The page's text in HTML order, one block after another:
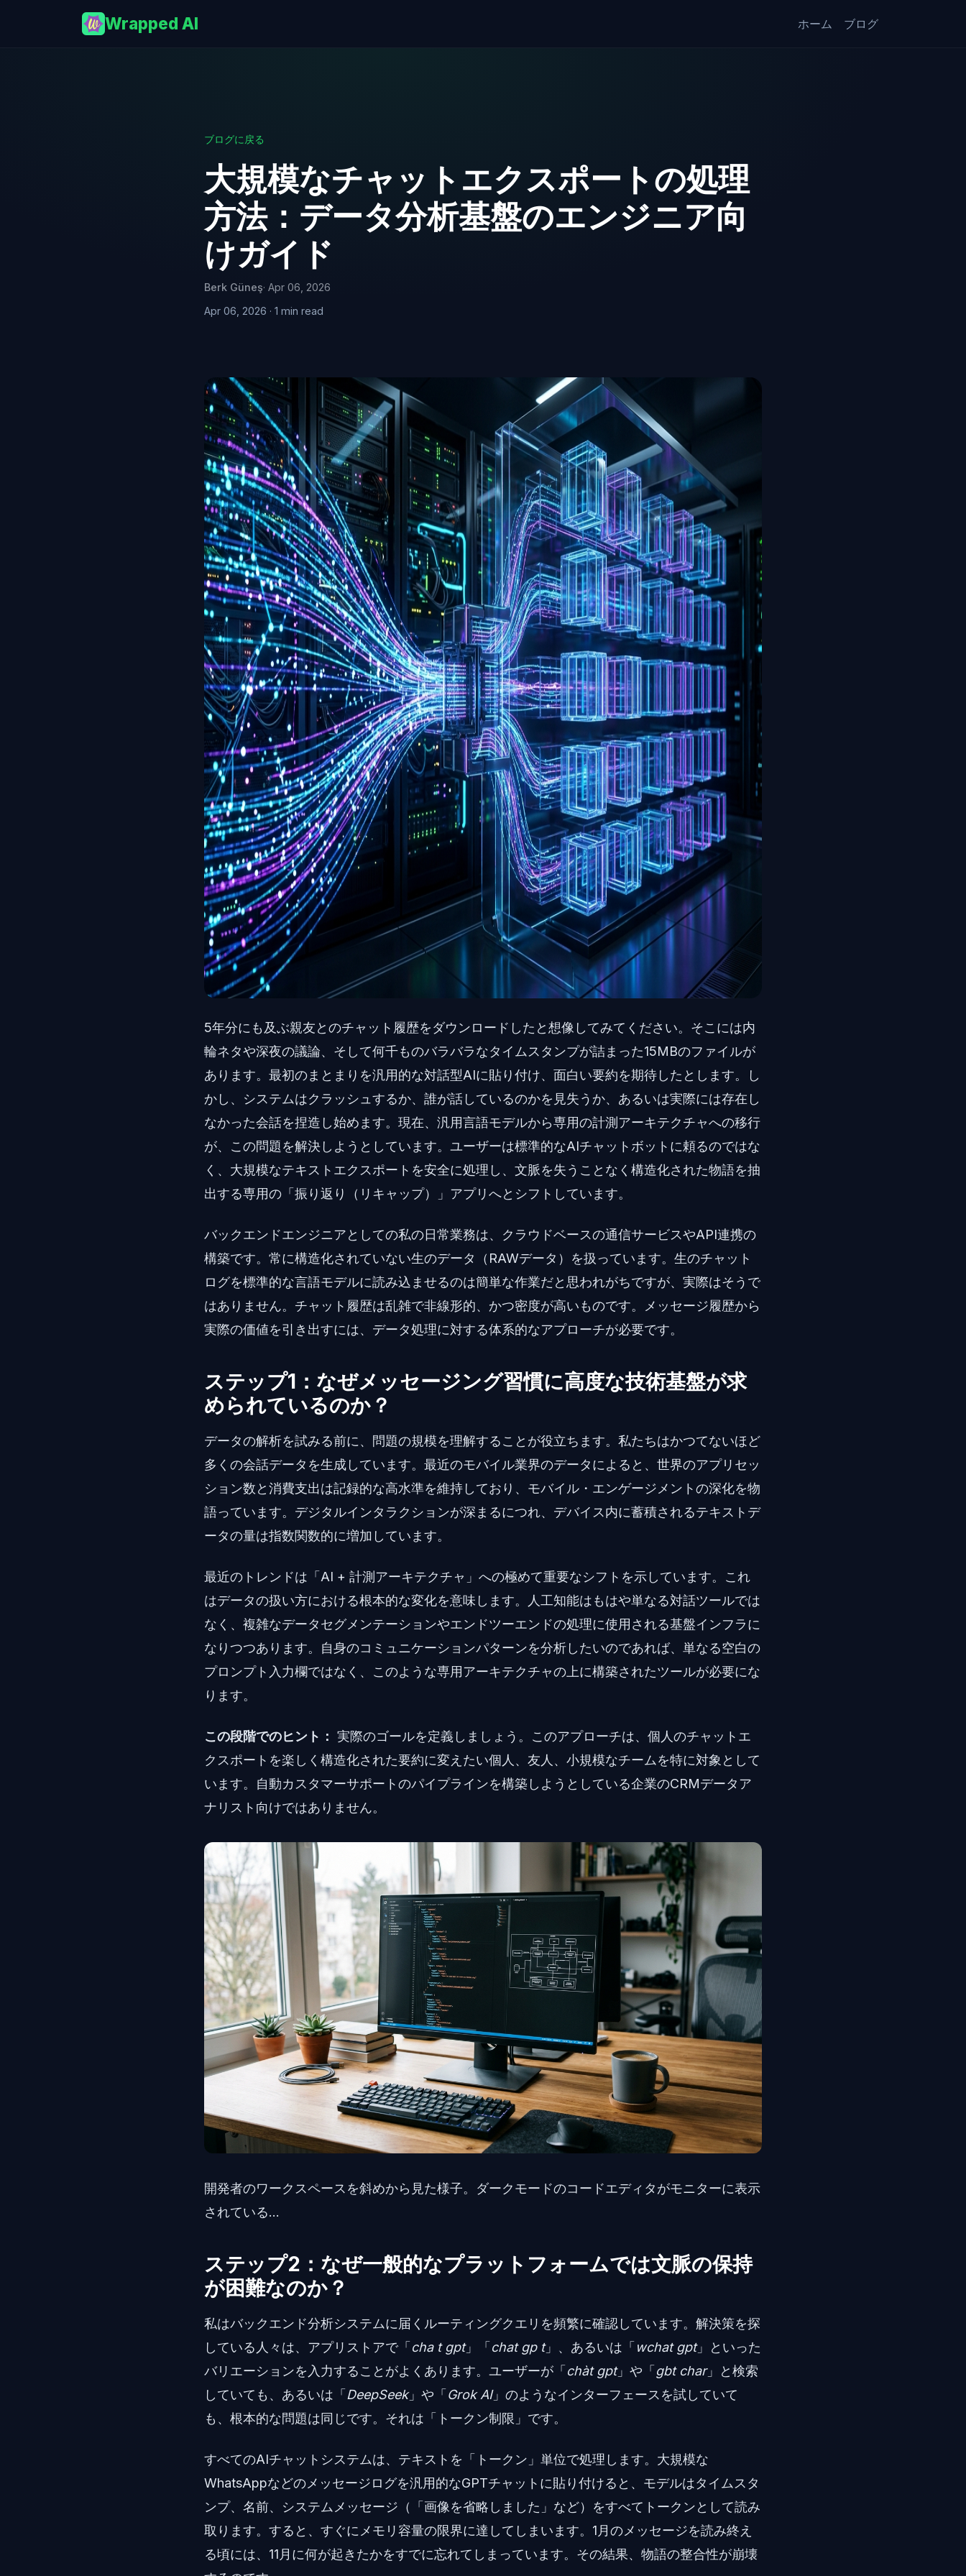
Wrapped AI ホーム ブログ
ブログに戻る
大規模なチャットエクスポートの処理
方法：データ分析基盤のエンジニア向
けガイド
Berk Güneş· Apr 06, 2026
Apr 06, 2026 · 1 min read
5年分にも及ぶ親友とのチャット履歴をダウンロードしたと想像してみてください。そこには内
輪ネタや深夜の議論、そして何千ものバラバラなタイムスタンプが詰まった15MBのファイルが
あります。最初のまとまりを汎用的な対話型AIに貼り付け、面白い要約を期待したとします。し
かし、システムはクラッシュするか、誰が話しているのかを見失うか、あるいは実際には存在し
なかった会話を捏造し始めます。現在、汎用言語モデルから専用の計測アーキテクチャへの移行
が、この問題を解決しようとしています。ユーザーは標準的なAIチャットボットに頼るのではな
く、大規模なテキストエクスポートを安全に処理し、文脈を失うことなく構造化された物語を抽
出する専用の「振り返り（リキャップ）」アプリへとシフトしています。
バックエンドエンジニアとしての私の日常業務は、クラウドベースの通信サービスやAPI連携の
構築です。常に構造化されていない生のデータ（RAWデータ）を扱っています。生のチャット
ログを標準的な言語モデルに読み込ませるのは簡単な作業だと思われがちですが、実際はそうで
はありません。チャット履歴は乱雑で非線形的、かつ密度が高いものです。メッセージ履歴から
実際の価値を引き出すには、データ処理に対する体系的なアプローチが必要です。
ステップ1：なぜメッセージング習慣に高度な技術基盤が求
められているのか？
データの解析を試みる前に、問題の規模を理解することが役立ちます。私たちはかつてないほど
多くの会話データを生成しています。最近のモバイル業界のデータによると、世界のアプリセッ
ション数と消費支出は記録的な高水準を維持しており、モバイル・エンゲージメントの深化を物
語っています。デジタルインタラクションが深まるにつれ、デバイス内に蓄積されるテキストデ
ータの量は指数関数的に増加しています。
最近のトレンドは「AI + 計測アーキテクチャ」への極めて重要なシフトを示しています。これ
はデータの扱い方における根本的な変化を意味します。人工知能はもはや単なる対話ツールでは
なく、複雑なデータセグメンテーションやエンドツーエンドの処理に使用される基盤インフラに
なりつつあります。自身のコミュニケーションパターンを分析したいのであれば、単なる空白の
プロンプト入力欄ではなく、このような専用アーキテクチャの上に構築されたツールが必要にな
ります。
この段階でのヒント： 実際のゴールを定義しましょう。このアプローチは、個人のチャットエ
クスポートを楽しく構造化された要約に変えたい個人、友人、小規模なチームを特に対象として
います。自動カスタマーサポートのパイプラインを構築しようとしている企業のCRMデータア
ナリスト向けではありません。
開発者のワークスペースを斜めから見た様子。ダークモードのコードエディタがモニターに表示
されている...
ステップ2：なぜ一般的なプラットフォームでは文脈の保持
が困難なのか？
私はバックエンド分析システムに届くルーティングクエリを頻繁に確認しています。解決策を探
している人々は、アプリストアで「 cha t gpt」「 chat gp t」、あるいは「 wchat gpt」といった
バリエーションを入力することがよくあります。ユーザーが「 chàt gpt」や「 gbt char」と検索
していても、あるいは「 DeepSeek」や「 Grok AI」のようなインターフェースを試していて
も、根本的な問題は同じです。それは「トークン制限」です。
すべてのAIチャットシステムは、テキストを「トークン」単位で処理します。大規模な
WhatsAppなどのメッセージログを汎用的なGPTチャットに貼り付けると、モデルはタイムスタ
ンプ、名前、システムメッセージ（「画像を省略しました」など）をすべてトークンとして読み
取ります。すると、すぐにメモリ容量の限界に達してしまいます。1月のメッセージを読み終え
る頃には、11月に何が起きたかをすでに忘れてしまっています。その結果、物語の整合性が崩壊